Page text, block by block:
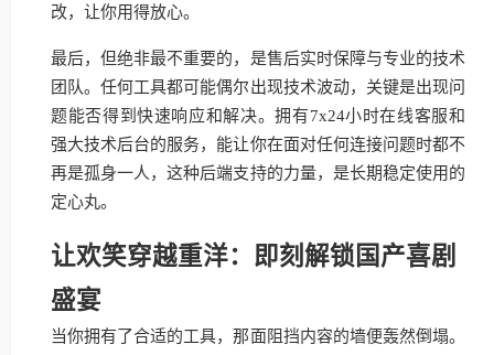
改，让你用得放心。
最后，但绝非最不重要的，是售后实时保障与专业的技术
团队。任何工具都可能偶尔出现技术波动，关键是出现问
题能否得到快速响应和解决。拥有7x24小时在线客服和
强大技术后台的服务，能让你在面对任何连接问题时都不
再是孤身一人，这种后端支持的力量，是长期稳定使用的
定心丸。
让欢笑穿越重洋：即刻解锁国产喜剧
盛宴
当你拥有了合适的工具，那面阻挡内容的墙便轰然倒塌。